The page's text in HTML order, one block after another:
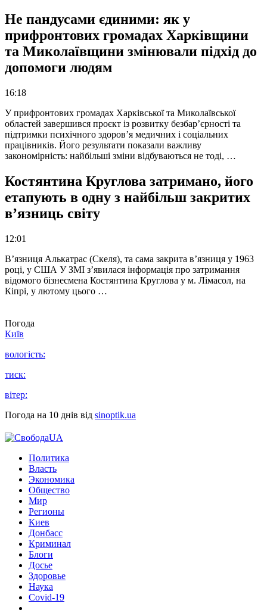
Не пандусами єдиними: як у
прифронтових громадах Харківщини
та Миколаївщини змінювали підхід до
допомоги людям
16:18
У прифронтових громадах Харківської та Миколаївської
областей завершився проєкт із розвитку безбар’єрності та
підтримки психічного здоров’я медичних і соціальних
працівників. Його результати показали важливу
закономірність: найбільші зміни відбуваються не тоді, …
Костянтина Круглова затримано, його
етапують в одну з найбільш закритих
в’язниць світу
12:01
В’язниця Алькатрас (Скеля), та сама закрита в’язниця у 1963
році, у США У ЗМІ з’явилася інформація про затримання
відомого бізнесмена Костянтина Круглова у м. Лімасол, на
Кіпрі, у лютому цього …
Погода
Київ
вологість:
тиск:
вітер:
Погода на 10 днів від sinoptik.ua
Политика
Власть
Экономика
Общество
Мир
Регионы
Киев
Донбасс
Криминал
Блоги
Досье
Здоровье
Наука
Covid-19